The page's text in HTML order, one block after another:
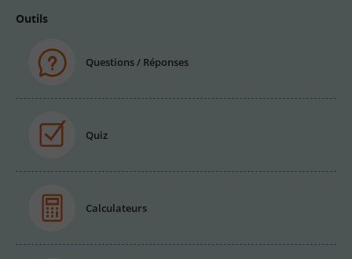
Outils
Questions / Réponses
Quiz
Calculateurs